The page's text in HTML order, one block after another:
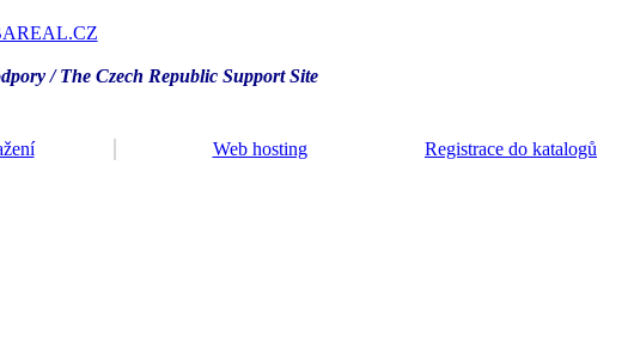
/ The Czech Republic Support Site
Web hosting Registrace do katalogů